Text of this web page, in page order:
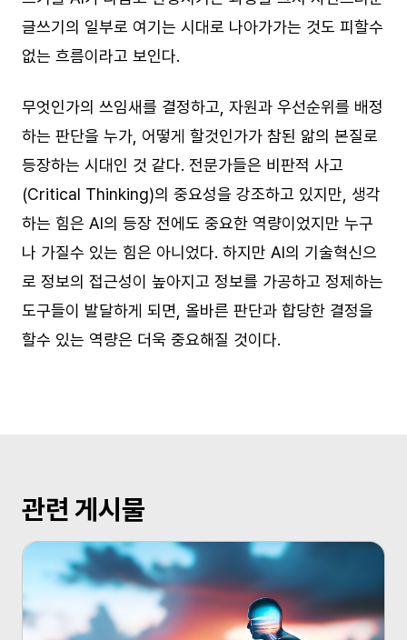
글쓰기의 일부로 여기는 시대로 나아가가는 것도 피할수
없는 흐름이라고 보인다.
무엇인가의 쓰임새를 결정하고, 자원과 우선순위를 배정
하는 판단을 누가, 어떻게 할것인가가 참된 앎의 본질로
등장하는 시대인 것 같다. 전문가들은 비판적 사고
(Critical Thinking)의 중요성을 강조하고 있지만, 생각
하는 힘은 AI의 등장 전에도 중요한 역량이었지만 누구
나 가질수 있는 힘은 아니었다. 하지만 AI의 기술혁신으
로 정보의 접근성이 높아지고 정보를 가공하고 정제하는
도구들이 발달하게 되면, 올바른 판단과 합당한 결정을
할수 있는 역량은 더욱 중요해질 것이다.
관련 게시물